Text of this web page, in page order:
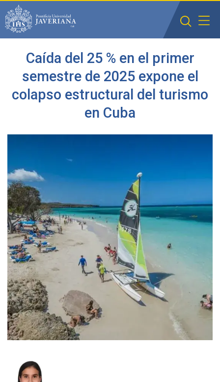
Saltar al contenido principal
Caída del 25 % en el primer
semestre de 2025 expone el
colapso estructural del turismo
en Cuba